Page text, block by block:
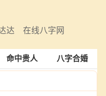
达 在线八字网
命中贵人 八字合婚